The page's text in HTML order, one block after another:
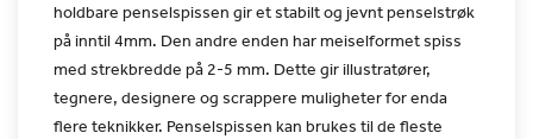
holdbare penselspissen gir et stabilt og jevnt penselstrøk
på inntil 4mm. Den andre enden har meiselformetspiss
med strekbredde på 2-5 mm. Dette gir illustratører,
tegnere, designere og scrappere muligheter for enda
flere teknikker. Penselspissen kan brukes til de fleste